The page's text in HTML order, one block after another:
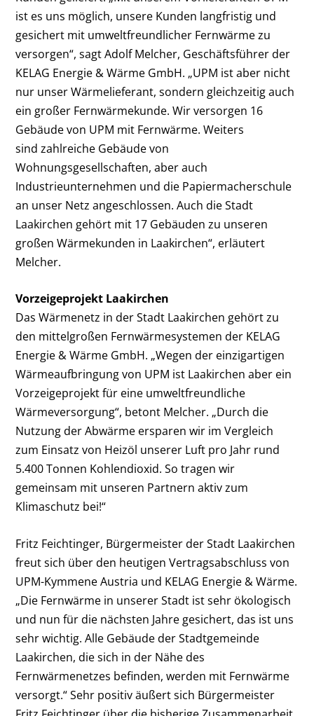
ist es uns möglich, unsere Kunden langfristig und
gesichert mit umweltfreundlicher Fernwärme zu
versorgen“, sagt Adolf Melcher, Geschäftsführer der
KELAG Energie & Wärme GmbH. „UPM ist aber nicht
nur unser Wärmelieferant, sondern gleichzeitig auch
ein großer Fernwärmekunde. Wir versorgen 16
Gebäude von UPM mit Fernwärme. Weiters
sind zahlreiche Gebäude von
Wohnungsgesellschaften, aber auch
Industrieunternehmen und die Papiermacherschule
an unser Netz angeschlossen. Auch die Stadt
Laakirchen gehört mit 17 Gebäuden zu unseren
großen Wärmekunden in Laakirchen“, erläutert
Melcher.
Vorzeigeprojekt Laakirchen
Das Wärmenetz in der Stadt Laakirchen gehört zu
den mittelgroßen Fernwärmesystemen der KELAG
Energie & Wärme GmbH. „Wegen der einzigartigen
Wärmeaufbringung von UPM ist Laakirchen aber ein
Vorzeigeprojekt für eine umweltfreundliche
Wärmeversorgung“, betont Melcher. „Durch die
Nutzung der Abwärme ersparen wir im Vergleich
zum Einsatz von Heizöl unserer Luft pro Jahr rund
5.400 Tonnen Kohlendioxid. So tragen wir
gemeinsam mit unseren Partnern aktiv zum
Klimaschutz bei!“
Fritz Feichtinger, Bürgermeister der Stadt Laakirchen
freut sich über den heutigen Vertragsabschluss von
UPM-Kymmene Austria und KELAG Energie & Wärme.
„Die Fernwärme in unserer Stadt ist sehr ökologisch
und nun für die nächsten Jahre gesichert, das ist uns
sehr wichtig. Alle Gebäude der Stadtgemeinde
Laakirchen, die sich in der Nähe des
Fernwärmenetzes befinden, werden mit Fernwärme
versorgt.“ Sehr positiv äußert sich Bürgermeister